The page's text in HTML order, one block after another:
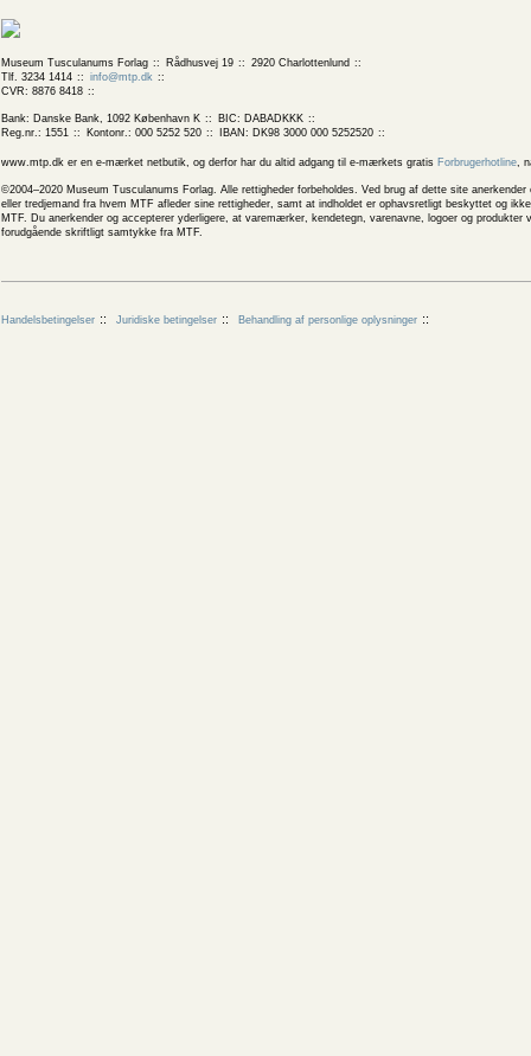
Museum Tusculanums Forlag Rådhusvej 19
2920 Charlottenlund
Tlf. 3234 1414
info@mtp.dk
CVR: 8876 8418
Bank: Danske Bank, 1092 København K
BIC: DABADKKK
Reg.nr.: 1551
Kontonr.: 000 5252 520 IBAN: DK98 3000 000 5252520
www.mtp.dk er en e-mærket netbutik, og derfor har du altid adgang til e-mærkets gratis Forbrugerhotline,
©2004–2020 Museum Tusculanums Forlag. Alle rettigheder forbeholdes. Ved brug af dette site
eller tredjemand fra hvem MTF afleder sine rettigheder, samt at indholdet er ophavsretligt beskyttet og
MTF. Du anerkender og accepterer yderligere, at varemærker, kendetegn, varenavne, logoer og
forudgående skriftligt samtykke fra MTF.
Handelsbetingelser Juridiske betingelser Behandling af personlige oplysninger